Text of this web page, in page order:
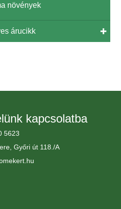
növények
árucikk
kapcsolatba
5623
Győri út 118./A